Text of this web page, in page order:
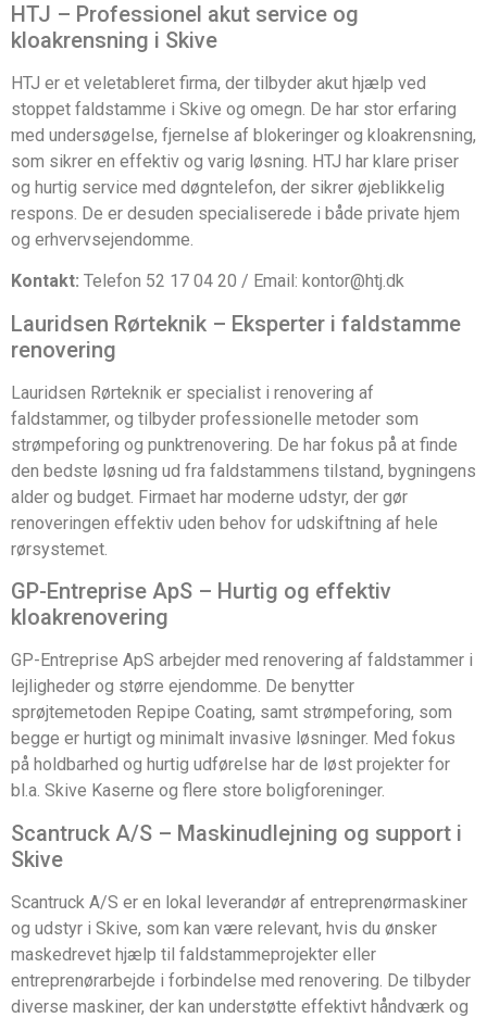
HTJ – Professionel akut service og
kloakrensning i Skive
HTJ er et veletableret firma, der tilbyder akut hjælp ved
stoppet faldstamme i Skive og omegn. De har stor erfaring
med undersøgelse, fjernelse af blokeringer og kloakrensning,
som sikrer en effektiv og varig løsning. HTJ har klare priser
og hurtig service med døgntelefon, der sikrer øjeblikkelig
respons. De er desuden specialiserede i både private hjem
og erhvervsejendomme.
Kontakt: Telefon 52 17 04 20 / Email: kontor@htj.dk
Lauridsen Rørteknik – Eksperter i faldstamme
renovering
Lauridsen Rørteknik er specialist i renovering af
faldstammer, og tilbyder professionelle metoder som
strømpeforing og punktrenovering. De har fokus på at finde
den bedste løsning ud fra faldstammens tilstand, bygningens
alder og budget. Firmaet har moderne udstyr, der gør
renoveringen effektiv uden behov for udskiftning af hele
rørsystemet.
GP-Entreprise ApS – Hurtig og effektiv
kloakrenovering
GP-Entreprise ApS arbejder med renovering af faldstammer i
lejligheder og større ejendomme. De benytter
sprøjtemetoden Repipe Coating, samt strømpeforing, som
begge er hurtigt og minimalt invasive løsninger. Med fokus
på holdbarhed og hurtig udførelse har de løst projekter for
bl.a. Skive Kaserne og flere store boligforeninger.
Scantruck A/S – Maskinudlejning og support i
Skive
Scantruck A/S er en lokal leverandør af entreprenørmaskiner
og udstyr i Skive, som kan være relevant, hvis du ønsker
maskedrevet hjælp til faldstammeprojekter eller
entreprenørarbejde i forbindelse med renovering. De tilbyder
diverse maskiner, der kan understøtte effektivt håndværk og